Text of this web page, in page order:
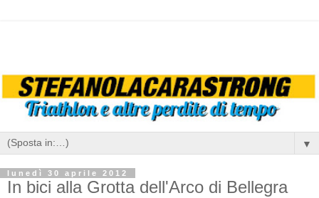
▼
lunedì 30 aprile 2012
In bici alla Grotta dell'Arco di Bellegra